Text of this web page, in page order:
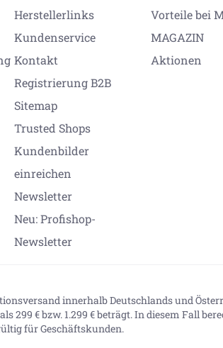
Herstellerlinks
Kundenservice
Kontakt
Registrierung B2B
Sitemap
Trusted Shops
Kundenbilder
einreichen
Newsletter
Neu: Profishop-
Newsletter
Vorteile bei
MAGAZIN
Aktionen
innerhalb Deutschlands und
€ bzw. 1.299 € beträgt. In diesem Fall
für Geschäftskunden.